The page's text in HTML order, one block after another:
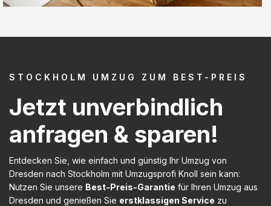
STOCKHOLM UMZUG ZUM BEST-PREIS
Jetzt unverbindlich
anfragen & sparen!
Entdecken Sie, wie einfach und günstig Ihr Umzug von
Dresden nach Stockholm mit Umzugsprofi Knoll sein kann:
Nutzen Sie unsere Best-Preis-Garantie für Ihren Umzug aus
Dresden und genießen Sie erstklassigen Service zu